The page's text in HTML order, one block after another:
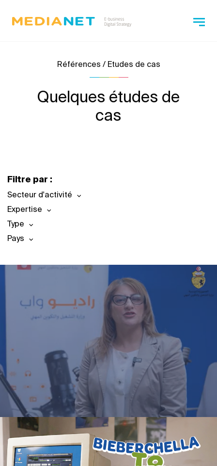
Références / Etudes de cas
Quelques études de
cas
Filtre par :
Secteur d'activité
Expertise
Type
Pays